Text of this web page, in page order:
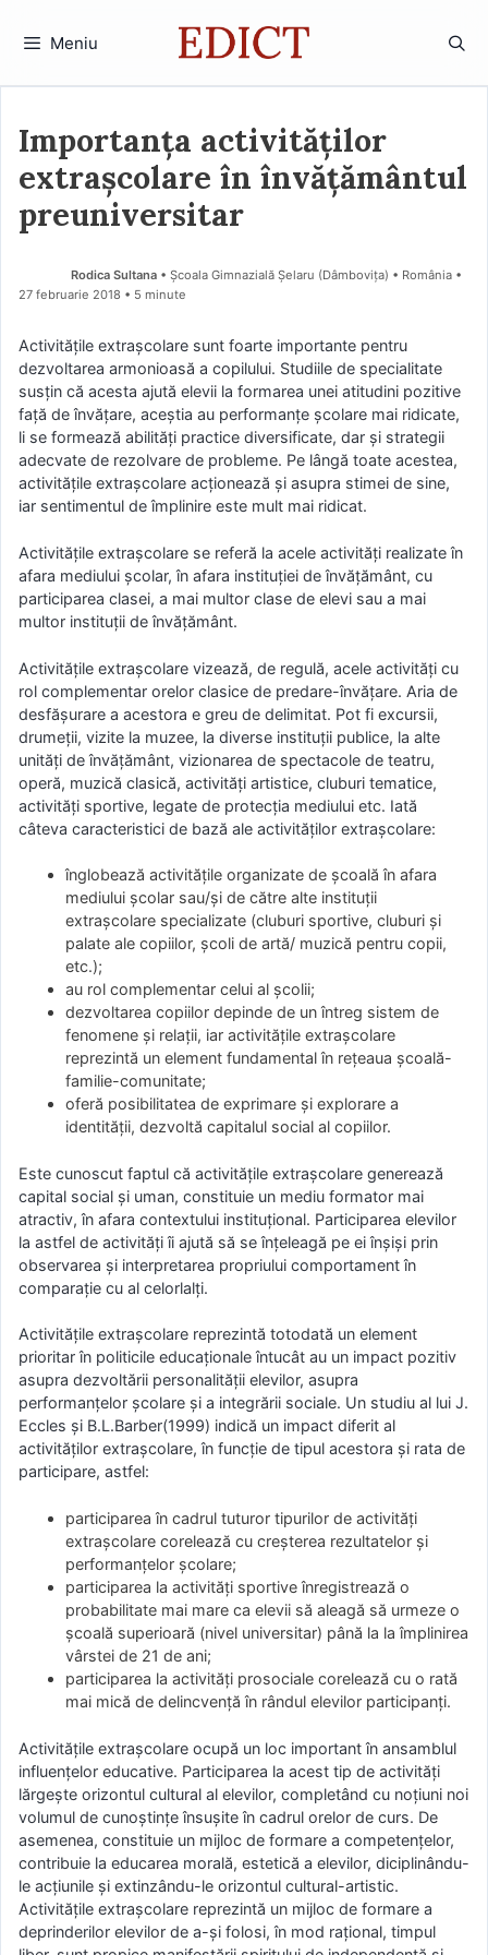
Meniu
Importanța activităților
extrașcolare în învățământul
preuniversitar
Rodica Sultana • Școala Gimnazială Șelaru (Dâmboviţa) • România
27 februarie 2018 • 5 minute
Activitățile extrașcolare sunt foarte importante pentru
dezvoltarea armonioasă a copilului. Studiile de specialitate
susțin că acesta ajută elevii la formarea unei atitudini pozitive
față de învățare, aceștia au performanțe școlare mai ridicate,
li se formează abilități practice diversificate, dar și strategii
adecvate de rezolvare de probleme. Pe lângă toate acestea,
activitățile extrașcolare acționează și asupra stimei de sine,
iar sentimentul de împlinire este mult mai ridicat.
Activitățile extrașcolare se referă la acele activități realizate în
afara mediului școlar, în afara instituției de învățământ, cu
participarea clasei, a mai multor clase de elevi sau a mai
multor instituții de învățământ.
Activitățile extrașcolare vizează, de regulă, acele activități cu
rol complementar orelor clasice de predare-învățare. Aria de
desfășurare a acestora e greu de delimitat. Pot fi excursii,
drumeții, vizite la muzee, la diverse instituții publice, la alte
unități de învățământ, vizionarea de spectacole de teatru,
operă, muzică clasică, activități artistice, cluburi tematice,
activități sportive, legate de protecția mediului etc. Iată
câteva caracteristici de bază ale activităților extrașcolare:
înglobează activitățile organizate de școală în afara
mediului școlar sau/și de către alte instituții
extrașcolare specializate (cluburi sportive, cluburi și
palate ale copiilor, școli de artă/ muzică pentru copii,
etc.);
au rol complementar celui al școlii;
dezvoltarea copiilor depinde de un întreg sistem de
fenomene și relații, iar activitățile extrașcolare
reprezintă un element fundamental în rețeaua școală-
familie-comunitate;
oferă posibilitatea de exprimare și explorare a
identității, dezvoltă capitalul social al copiilor.
Este cunoscut faptul că activitățile extrașcolare generează
capital social și uman, constituie un mediu formator mai
atractiv, în afara contextului instituțional. Participarea elevilor
la astfel de activități îi ajută să se înțeleagă pe ei înșiși prin
observarea și interpretarea propriului comportament în
comparație cu al celorlalți.
Activitățile extrașcolare reprezintă totodată un element
prioritar în politicile educaționale întucât au un impact pozitiv
asupra dezvoltării personalității elevilor, asupra
performanțelor școlare și a integrării sociale. Un studiu al lui J.
Eccles și B.L.Barber(1999) indică un impact diferit al
activităților extrașcolare, în funcție de tipul acestora și rata de
participare, astfel:
participarea în cadrul tuturor tipurilor de activități
extrașcolare corelează cu creșterea rezultatelor și
performanțelor școlare;
participarea la activități sportive înregistrează o
probabilitate mai mare ca elevii să aleagă să urmeze o
școală superioară (nivel universitar) până la la împlinirea
vârstei de 21 de ani;
participarea la activități prosociale corelează cu o rată
mai mică de delincvență în rândul elevilor participanți.
Activitățile extrașcolare ocupă un loc important în ansamblul
influențelor educative. Participarea la acest tip de activități
lărgește orizontul cultural al elevilor, completând cu noțiuni noi
volumul de cunoștințe însușite în cadrul orelor de curs. De
asemenea, constituie un mijloc de formare a competențelor,
contribuie la educarea morală, estetică a elevilor, diciplinându-
le acțiunile și extinzându-le orizontul cultural-artistic.
Activitățile extrașcolare reprezintă un mijloc de formare a
deprinderilor elevilor de a-și folosi, în mod rațional, timpul